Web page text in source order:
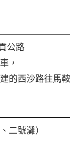
公路
，
的西沙路往馬
二號灘）